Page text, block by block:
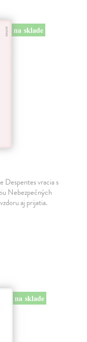
na sklade
Despentes vracia s
Nebezpečných
aj prijatia.
na sklade